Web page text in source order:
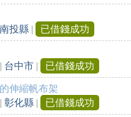
南投縣 | 已借錢成功
| 台中市 | 已借錢成功
伸縮帆布架
| 彰化縣 | 已借錢成功